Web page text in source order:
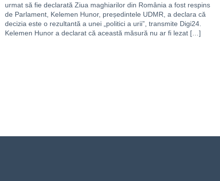
urmat să fie declarată Ziua maghiarilor din România a fost respins
de Parlament, Kelemen Hunor, președintele UDMR, a declara că
decizia este o rezultantă a unei „politici a urii”, transmite Digi24.
Kelemen Hunor a declarat că această măsură nu ar fi lezat […]